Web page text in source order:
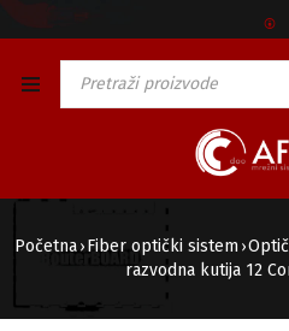
🅯
Početna › Fiber optički sistem ›
razvodna kutija 12